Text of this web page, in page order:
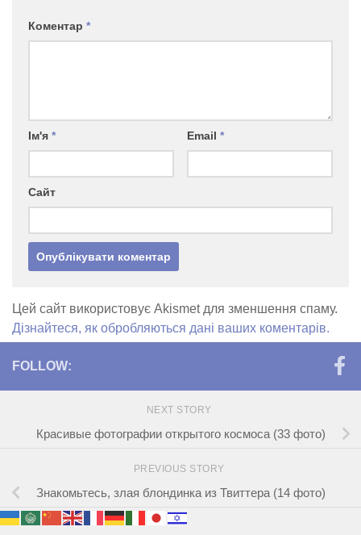
Коментар *
Ім'я * Email *
Сайт
Цей сайт використовує Akismet для зменшення спаму.
Дізнайтеся, як обробляються дані ваших коментарів.
FOLLOW:
NEXT STORY
Красивые фотографии открытого космоса (33 фото)
PREVIOUS STORY
Знакомьтесь, злая блондинка из Твиттера (14 фото)